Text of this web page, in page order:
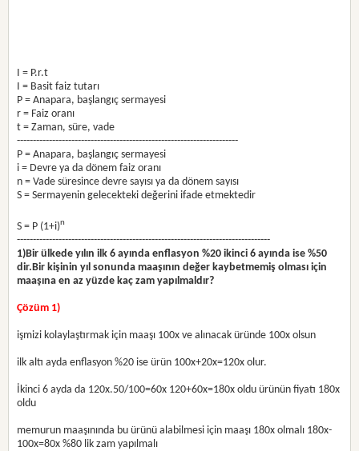
I = P.r.t
I = Basit faiz tutarı
P = Anapara, başlangıç sermayesi
r = Faiz oranı
t = Zaman, süre, vade
---------------------------------------------------------------------
P = Anapara, başlangıç sermayesi
i = Devre ya da dönem faiz oranı
n = Vade süresince devre sayısı ya da dönem sayısı
S = Sermayenin gelecekteki değerini ifade etmektedir
S = P (1+i)n
-------------------------------------------------------------------------------
1)Bir ülkede yılın ilk 6 ayında enflasyon %20 ikinci 6 ayında ise %50
dir.Bir kişinin yıl sonunda maaşının değer kaybetmemiş olması için
maaşına en az yüzde kaç zam yapılmaldır?
Çözüm 1)
işmizi kolaylaştırmak için maaşı 100x ve alınacak üründe 100x olsun
ilk altı ayda enflasyon %20 ise ürün 100x+20x=120x olur.
İkinci 6 ayda da 120x.50/100=60x 120+60x=180x oldu ürünün fiyatı 180x
oldu
memurun maaşınında bu ürünü alabilmesi için maaşı 180x olmalı 180x-
100x=80x %80 lik zam yapılmalı